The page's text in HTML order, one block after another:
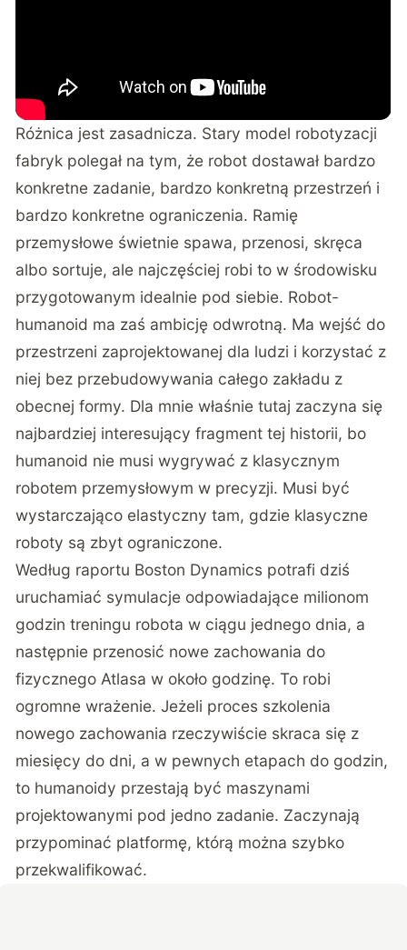
Różnica jest zasadnicza. Stary model robotyzacji
fabryk polegał na tym, że robot dostawał bardzo
konkretne zadanie, bardzo konkretną przestrzeń i
bardzo konkretne ograniczenia. Ramię
przemysłowe świetnie spawa, przenosi, skręca
albo sortuje, ale najczęściej robi to w środowisku
przygotowanym idealnie pod siebie. Robot-
humanoid ma zaś ambicję odwrotną. Ma wejść do
przestrzeni zaprojektowanej dla ludzi i korzystać z
niej bez przebudowywania całego zakładu z
obecnej formy. Dla mnie właśnie tutaj zaczyna się
najbardziej interesujący fragment tej historii, bo
humanoid nie musi wygrywać z klasycznym
robotem przemysłowym w precyzji. Musi być
wystarczająco elastyczny tam, gdzie klasyczne
roboty są zbyt ograniczone.
Według raportu Boston Dynamics potrafi dziś
uruchamiać symulacje odpowiadające milionom
godzin treningu robota w ciągu jednego dnia, a
następnie przenosić nowe zachowania do
fizycznego Atlasa w około godzinę. To robi
ogromne wrażenie. Jeżeli proces szkolenia
nowego zachowania rzeczywiście skraca się z
miesięcy do dni, a w pewnych etapach do godzin,
to humanoidy przestają być maszynami
projektowanymi pod jedno zadanie. Zaczynają
przypominać platformę, którą można szybko
przekwalifikować.